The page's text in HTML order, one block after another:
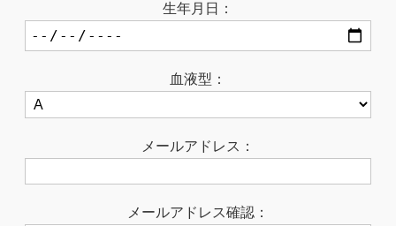
生年月日：
血液型：
メールアドレス：
メールアドレス確認：